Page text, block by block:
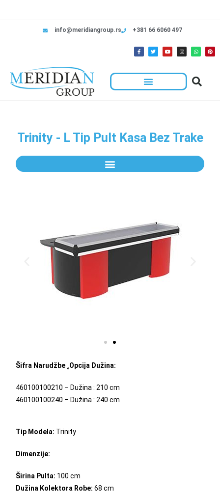
info@meridiangroup.rs +381 66 6060 497
Trinity - L Tip Pult Kasa Bez Trake
Šifra Narudžbe ˛Opcija Dužina:
460100100210 – Dužina : 210 cm
460100100240 – Dužina : 240 cm
Tip Modela: Trinity
Dimenzije:
Širina Pulta: 100 cm
Dužina Kolektora Robe: 68 cm